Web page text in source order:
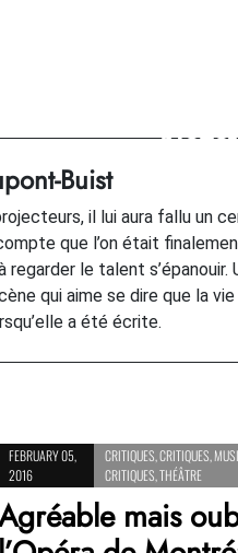
Buist
il lui aura fallu un
que l’on était
regarder le talent s’épanouir.
qui aime se dire que la
a été écrite.
FEBRUARY 05,
2016
CRITIQUES ,CRITIQUES
CRITIQUES ,THÉÂTRE
mais